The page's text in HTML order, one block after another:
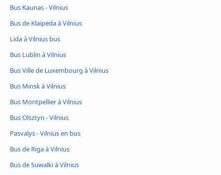
Bus Kaunas - Vilnius
Bus de Klaipėda à Vilnius
Lida à Vilnius bus
Bus Lublin à Vilnius
Bus Ville de Luxembourg à Vilnius
Bus Minsk à Vilnius
Bus Montpellier à Vilnius
Bus Olsztyn - Vilnius
Pasvalys - Vilnius en bus
Bus de Riga à Vilnius
Bus de Suwalki à Vilnius